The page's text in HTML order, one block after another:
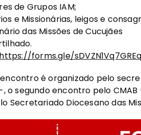
de Grupos IAM;
e Missionárias, leigos e
das Missões de Cucujães
https://forms.gle/
é organizado pelo
o segundo encontro pelo
Secretariado Diocesano das